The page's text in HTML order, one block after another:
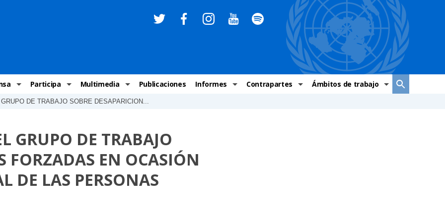
Humanos
Recomendaciones DH
BJDH
Comunicados Nacionales
cartas ONU-DH
DH
Participa
Invitaciones
Multimedia
Infografías
Vídeos
Audios
Campañas
Publicaciones Informes
Comités de DH
Contrapartes Ámbitos de trabajo
DE TRABAJO SOBRE DESAPARICION...
GRUPO DE TRABAJO
FORZADAS EN OCASIÓN
DE LAS PERSONAS